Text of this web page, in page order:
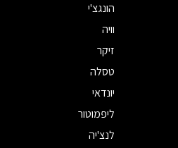
הונגצ'י
וויה
זיקר
טסלה
יונדאי
ליפמוטור
לנצ'יה